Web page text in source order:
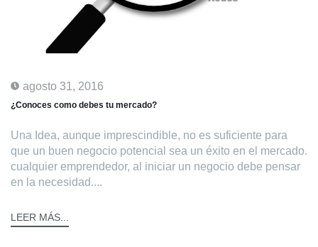
agosto 31, 2016
¿Conoces como debes tu mercado?
Una Idea, aunque imprescindible, no es suficiente para
que un buen negocio potencial sea un éxito en el mercado.
cualquier emprendedor, al iniciar un negocio debe pensar
en la necesidad....
LEER MÁS...